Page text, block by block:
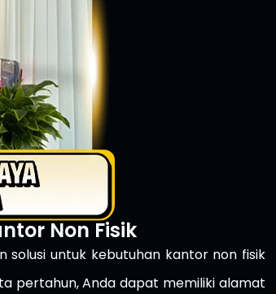
Non Fisik
solusi untuk kebutuhan kantor non fisik
pertahun, Anda dapat memiliki alamat